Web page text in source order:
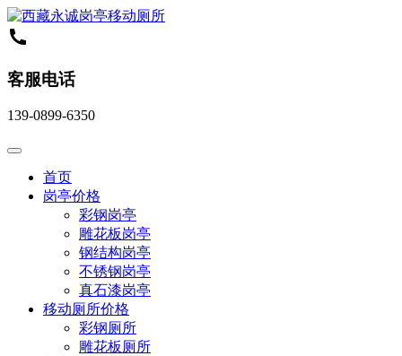
客服电话
139-0899-6350
首页
岗亭价格
彩钢岗亭
雕花板岗亭
钢结构岗亭
不锈钢岗亭
真石漆岗亭
移动厕所价格
彩钢厕所
雕花板厕所